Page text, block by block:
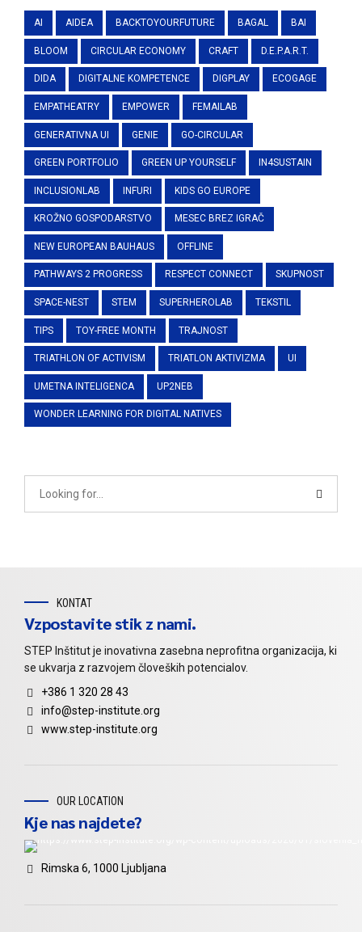
AI AIDEA BACKTOYOURFUTURE BAGAL BAI
BLOOM CIRCULAR ECONOMY CRAFT D.E.P.A.R.T.
DIDA DIGITALNE KOMPETENCE DIGPLAY ECOGAGE
EMPATHEATRY EMPOWER FEMAILAB
GENERATIVNA UI GENIE GO-CIRCULAR
GREEN PORTFOLIO GREEN UP YOURSELF IN4SUSTAIN
INCLUSIONLAB INFURI KIDS GO EUROPE
KROŽNO GOSPODARSTVO MESEC BREZ IGRAČ
NEW EUROPEAN BAUHAUS OFFLINE
PATHWAYS 2 PROGRESS RESPECT CONNECT SKUPNOST
SPACE-NEST STEM SUPERHEROLAB TEKSTIL
TIPS TOY-FREE MONTH TRAJNOST
TRIATHLON OF ACTIVISM TRIATLON AKTIVIZMA UI
UMETNA INTELIGENCA UP2NEB
WONDER LEARNING FOR DIGITAL NATIVES
KONTAT
Vzpostavite stik z nami.
STEP Inštitut je inovativna zasebna neprofitna organizacija, ki
se ukvarja z razvojem človeških potencialov.
+386 1 320 28 43
info@step-institute.org
www.step-institute.org
OUR LOCATION
Kje nas najdete?
Rimska 6, 1000 Ljubljana